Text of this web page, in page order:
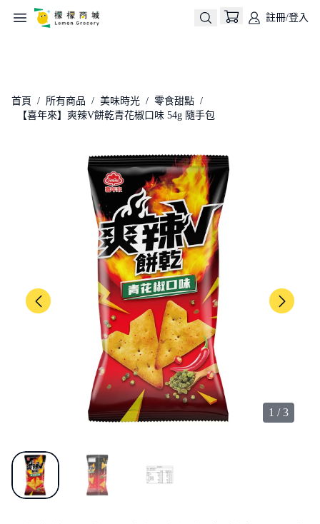
註冊/登入
生活用品 永續公益ESG 美味時光
首頁 / 所有商品 / 美味時光 / 零食甜點 /
【喜年來】爽辣V餅乾青花椒口味 54g 隨手包
1 /3